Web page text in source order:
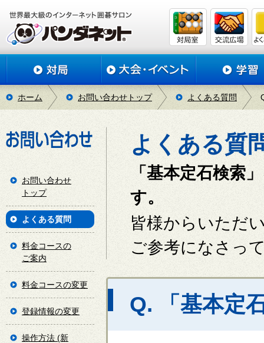
ホーム お問い合わせトップ よくある質問
よくある質
「基本定石検索
す。
皆様からいただ
ご参考になさっ
Q. 「基本定
お問い合わせ
トップ
よくある質問
料金コースの
ご案内
料金コースの変更
登録情報の変更
操作方法 (新